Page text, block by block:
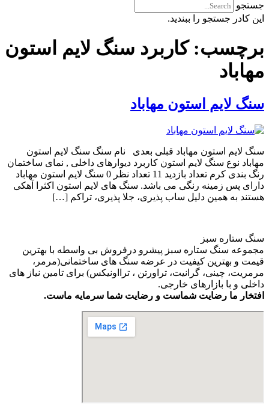
جستجو
این کادر جستجو را ببندید.
برچسب:کاربرد سنگ لایم استون
مهاباد
سنگ لایم استون مهاباد
سنگ لایم استون مهاباد قبلی بعدی نام سنگ سنگ لایم استون
مهاباد نوع سنگ لایم استون کاربرد دیوارهای داخلی , نمای ساختمان
رنگ بندی کرم تعداد بازدید 11 تعداد نظر 0 سنگ لایم استون مهاباد
دارای پس زمینه رنگی می باشد. سنگ های لایم استون اکثرا آهکی
هستند به همین دلیل ساب پذیری، جلا پذیری، تراکم […]
سنگ ستاره سبز
مجموعه سنگ ستاره سبز پیشرو درفروش بی واسطه با بهترین
قیمت و بهترین کیفیت در عرضه سنگ های ساختمانی(مرمر،
مرمریت، چینی، گرانیت، تراورتن ، ترااونیکس) برای تامین نیاز های
داخلی و با بازارهای خارجی.
افتخار ما رضایت شماست و رضایت شما سرمایه ماست.